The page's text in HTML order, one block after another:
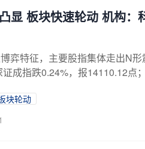
显 板块快速轮动 机构：
弈特征，主要股指集体走出N
成指跌0.24%，报14110.12点
块轮动